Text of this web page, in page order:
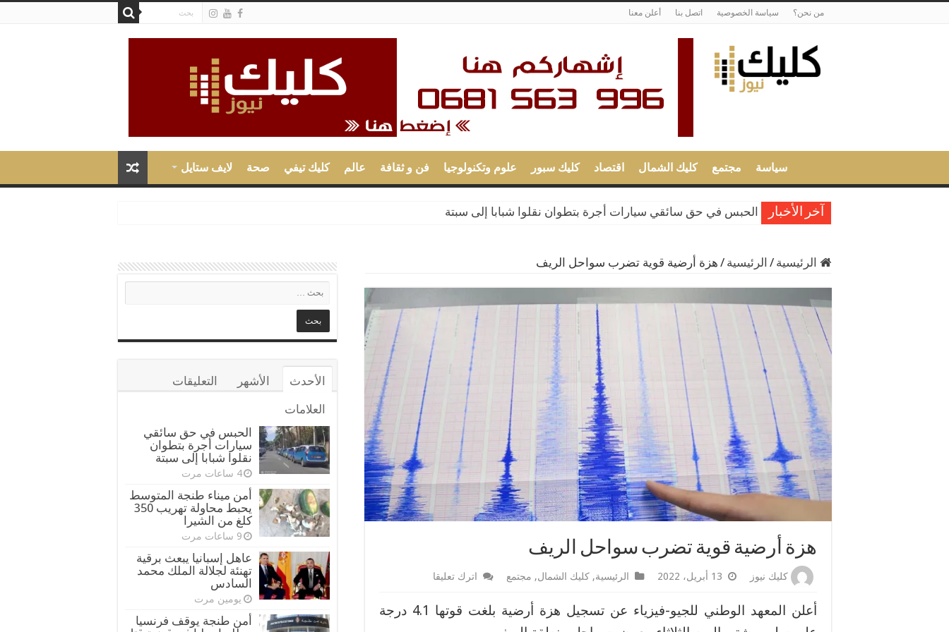
من نحن؟ سياسة الخصوصية اتصل بنا أعلن معنا
سياسة مجتمع كليك الشمال اقتصاد كليك سبور علوم وتكنولوجيا فن و ثقافة عالم كليك تيفي صحة لايف ستايل
آخر الأخبار الحبس في حق سائقي سيارات أجرة بتطوان نقلوا شبابا إلى سبتة
الرئيسية / الرئيسية / هزة أرضية قوية تضرب سواحل الريف
هزة أرضية قوية تضرب سواحل الريف
كليك نيوز 13 أبريل، 2022 الرئيسية, كليك الشمال, مجتمع اترك تعليقا
أعلن المعهد الوطني للجيو-فيزياء عن تسجيل هزة أرضية بلغت قوتها 4.1 درجة
الأحدث الأشهر
التعليقات
العلامات
الحبس في حق سائقي
سيارات أجرة بتطوان
نقلوا شبابا إلى سبتة
4 ساعات مرت
أمن ميناء طنجة المتوسط
يحبط محاولة تهريب 350
كلغ من الشيرا
9 ساعات مرت
عاهل إسبانيا يبعث برقية
تهنئة لجلالة الملك محمد
السادس
يومين مرت
أمن طنجة يوقف فرنسيا